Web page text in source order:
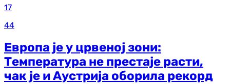
17
44
Европа је у црвеној зони:
Температура не престаје расти,
чак је и Аустрија оборила рекорд